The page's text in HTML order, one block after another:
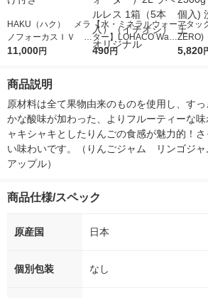
HAKU（ハク） メラ
ノフォーカスＩＶ 4
5ｇ 資生堂 おまけ
11,000円
【水・ミネラルウォー
ター】LOHACO Wate
r（ロハコウォータ
490円
アタッ
ZERO)
詰め替
5,820
商品説明
原材料は全て果物由来のものを使用し、す
かな酸味が加わった、よりフルーティーな
ャキシャキとしたりんごの食感が魅力的！
い味わいです。（りんごジャム　リンゴジ
アップル）
商品仕様/スペック
原産国 日本
個別包装 なし